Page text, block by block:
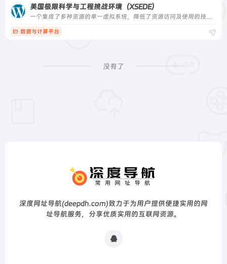
美国极限科学与工程挑战环境（XSEDE）
数据与计算平台
没有了
深度网址导航(deepdh.com)致力于为用户提供便捷实用的网
址导航服务，分享优质实用的互联网资源。